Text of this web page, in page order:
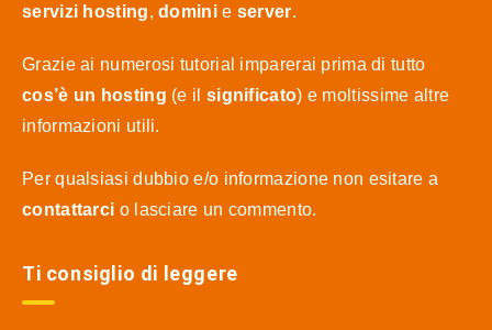
servizi hosting,dominie server.
Grazie ai numerosi tutorial imparerai prima di tutto
cos’è un hosting (e il significato) e moltissime altre
informazioni utili.
Per qualsiasi dubbio e/o informazione non esitare a
contattarci o lasciare un commento.
Ti consiglio di leggere